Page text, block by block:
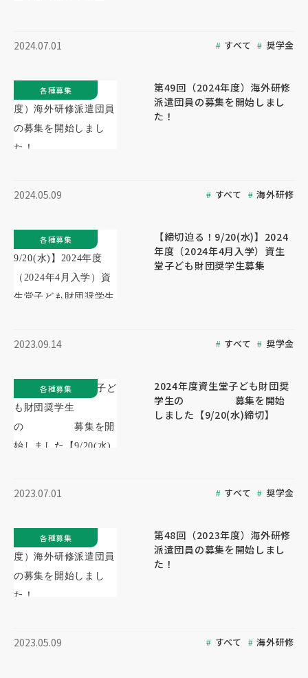
2024.07.01 すべて 奨学金
第49回（2024年度）海外研修
派遣団員の募集を開始しまし
た！
2024.05.09 すべて 海外研修
各種募集
【締切迫る！9/20(水)】2024
年度（2024年4月入学）資生
堂子ども財団奨学生募集
2023.09.14 すべて 奨学金
各種募集
2024年度資生堂子ども財団奨
学生の 募集を開始
しました【9/20(水)締切】
2023.07.01 すべて 奨学金
各種募集
第48回（2023年度）海外研修
派遣団員の募集を開始しまし
た！
2023.05.09 すべて 海外研修
各種募集